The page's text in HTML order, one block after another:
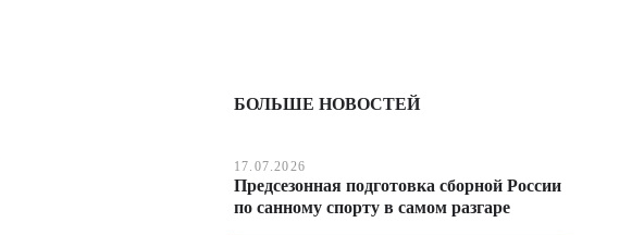
БОЛЬШЕ НОВОСТЕЙ
17.07.2026
Предсезонная подготовка сборной России
по санному спорту в самом разгаре